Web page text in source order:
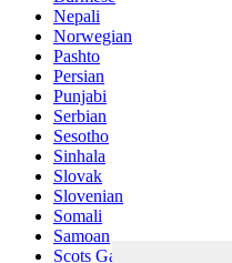
Nepali
Norwegian
Pashto
Persian
Punjabi
Serbian
Sesotho
Sinhala
Slovak
Slovenian
Somali
Samoan
Scots Gaelic